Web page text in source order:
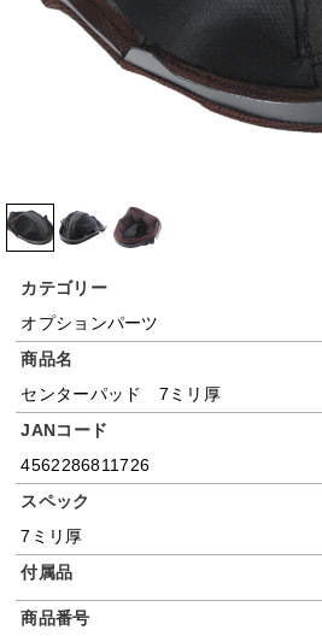
カテゴリー
オプションパーツ
商品名
センターパッド 7ミリ厚
JANコード
4562286811726
スペック
7ミリ厚
付属品
商品番号